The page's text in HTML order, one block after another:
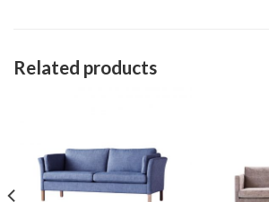
Related products